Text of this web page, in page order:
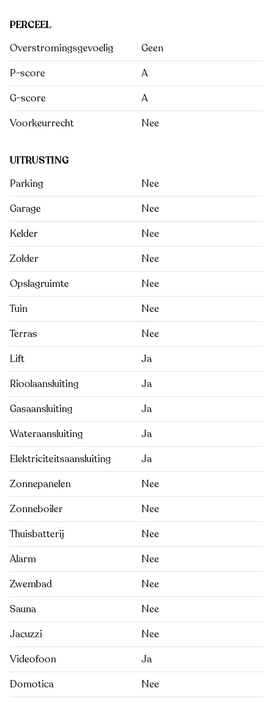
PERCEEL
Overstromingsgevoelig
Geen
P-score
A
G-score
A
Voorkeurrecht
Nee
UITRUSTING
Parking
Nee
Garage
Nee
Kelder
Nee
Zolder
Nee
Opslagruimte
Nee
Tuin
Nee
Terras
Nee
Lift
Ja
Rioolaansluiting
Ja
Gasaansluiting
Ja
Wateraansluiting
Ja
Elektriciteitsaansluiting
Ja
Zonnepanelen
Nee
Zonneboiler
Nee
Thuisbatterij
Nee
Alarm
Nee
Zwembad
Nee
Sauna
Nee
Jacuzzi
Nee
Videofoon
Ja
Domotica
Nee